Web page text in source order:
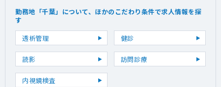
勤務地「千葉」について、ほかのこだわり条件で求人情報を探
す
透析管理
健診
読影 訪問診療
内視鏡検査